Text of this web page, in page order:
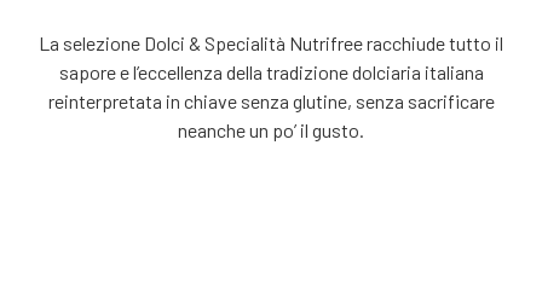
La selezione Dolci & Specialità Nutrifree racchiude tutto il
sapore e l’eccellenza della tradizione dolciaria italiana
reinterpretata in chiave senza glutine, senza sacrificare
neanche un po’ il gusto.